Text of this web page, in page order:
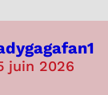
juin 2026